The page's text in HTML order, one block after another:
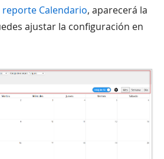
reporte Calendario, aparecerá la
ajustar la configuración en